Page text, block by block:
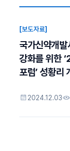
[보도자료]
국가신약개
강화를 위한
포럼’ 성황리
2024.12.03